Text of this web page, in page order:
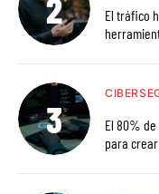
El tráfico
El 80%
para